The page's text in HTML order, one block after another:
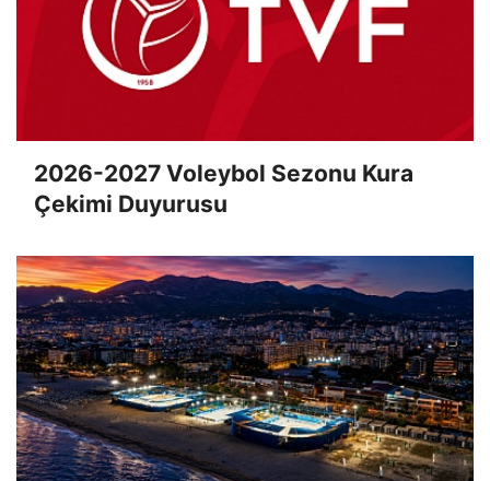
2026-2027 Voleybol Sezonu Kura
Çekimi Duyurusu